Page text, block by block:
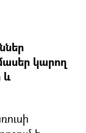
կարող
և